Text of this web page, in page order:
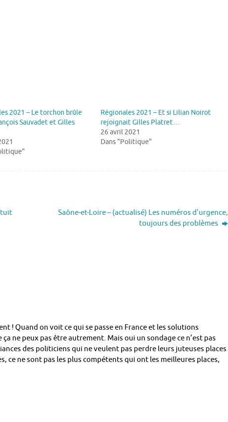
2021 – Le torchon brûle
Sauvadet et Gilles
Régionales 2021 – Et si Lilian Noirot
rejoignait Gilles Platret…
26 avril 2021
Dans "Politique"
Saône-et-Loire – (actualisé) Les numéros d’urgence,
toujours des problèmes
! Quand on voit ce qui se passe en France et les solutions
ne peux pas être autrement. Mais oui un sondage ce n’est pas
des politiciens qui ne veulent pas perdre leurs juteuses places
ce ne sont pas les plus compétents qui ont les meilleures places,